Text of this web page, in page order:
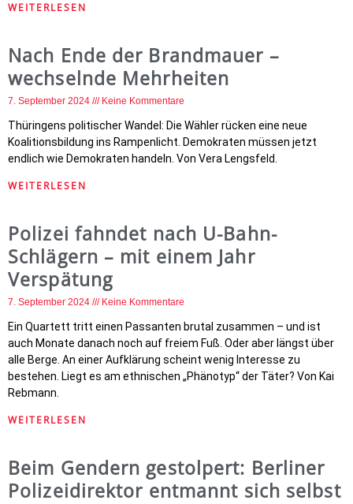
WEITERLESEN
Nach Ende der Brandmauer –
wechselnde Mehrheiten
7. September 2024 Keine Kommentare
Thüringens politischer Wandel: Die Wähler rücken eine neue
Koalitionsbildung ins Rampenlicht. Demokraten müssen jetzt
endlich wie Demokraten handeln. Von Vera Lengsfeld.
WEITERLESEN
Polizei fahndet nach U-Bahn-
Schlägern – mit einem Jahr
Verspätung
7. September 2024 Keine Kommentare
Ein Quartett tritt einen Passanten brutal zusammen – und ist
auch Monate danach noch auf freiem Fuß. Oder aber längst über
alle Berge. An einer Aufklärung scheint wenig Interesse zu
bestehen. Liegt es am ethnischen „Phänotyp“ der Täter? Von Kai
Rebmann.
WEITERLESEN
Beim Gendern gestolpert: Berliner
Polizeidirektor entmannt sich selbst